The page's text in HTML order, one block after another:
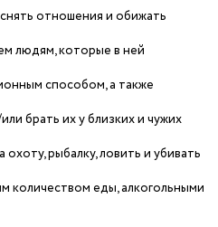
отношения и обижать
людям, которые в ней
способом, а также
брать их у близких и чужих
охоту, рыбалку, ловить и убивать
количеством еды, алкогольными